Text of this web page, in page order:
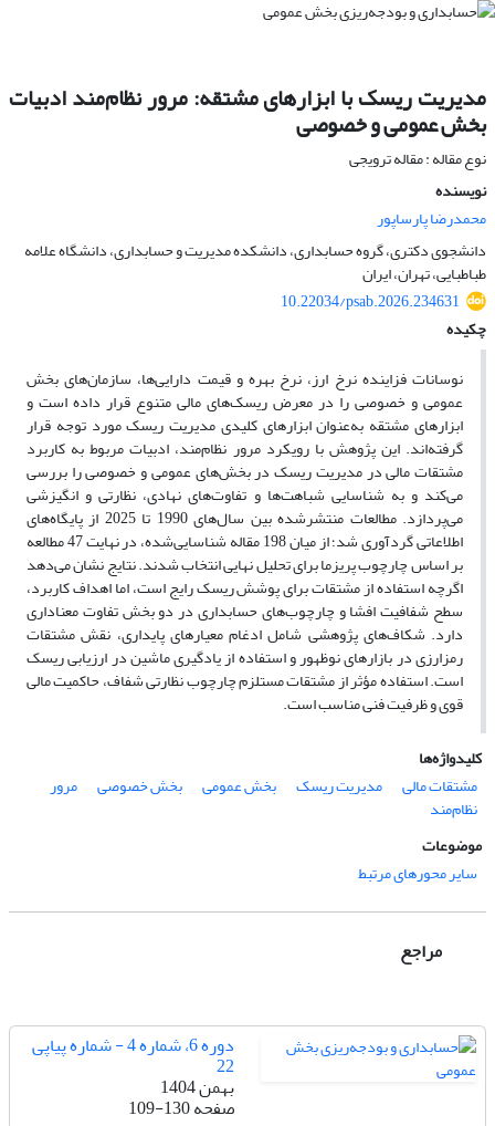
مدیریت ریسک با ابزارهای مشتقه: مرور نظام‌مند ادبیات
بخش عمومی و خصوصی
نوع مقاله : مقاله ترویجی
نویسنده
محمدرضا پارساپور
دانشجوی دکتری، گروه حسابداری، دانشکده مدیریت و حسابداری، دانشگاه علامه
طباطبایی، تهران، ایران
10.22034/psab.2026.234631
چکیده
نوسانات فزاینده نرخ ارز، نرخ بهره و قیمت دارایی‌ها، سازمان‌های بخش
عمومی و خصوصی را در معرض ریسک‌های مالی متنوع قرار داده است و
ابزارهای مشتقه به‌عنوان ابزارهای کلیدی مدیریت ریسک مورد توجه قرار
گرفته‌اند. این پژوهش با رویکرد مرور نظام‌مند، ادبیات مربوط به کاربرد
مشتقات مالی در مدیریت ریسک در بخش‌های عمومی و خصوصی را بررسی
می‌کند و به شناسایی شباهت‌ها و تفاوت‌های نهادی، نظارتی و انگیزشی
می‌پردازد. مطالعات منتشرشده بین سال‌های 1990 تا 2025 از پایگاه‌های
اطلاعاتی گردآوری شد؛ از میان 198 مقاله شناسایی‌شده، در نهایت 47 مطالعه
بر اساس چارچوب پریزما برای تحلیل نهایی انتخاب شدند. نتایج نشان می‌دهد
اگرچه استفاده از مشتقات برای پوشش ریسک رایج است، اما اهداف کاربرد،
سطح شفافیت افشا و چارچوب‌های حسابداری در دو بخش تفاوت معناداری
دارد. شکاف‌های پژوهشی شامل ادغام معیارهای پایداری، نقش مشتقات
رمزارزی در بازارهای نوظهور و استفاده از یادگیری ماشین در ارزیابی ریسک
است. استفاده مؤثر از مشتقات مستلزم چارچوب نظارتی شفاف، حاکمیت مالی
قوی و ظرفیت فنی مناسب است.
کلیدواژه‌ها
مشتقات مالی
مدیریت ریسک بخش عمومی بخش خصوصی مرور
نظام‌مند
موضوعات
سایر محورهای مرتبط
مراجع
دوره 6، شماره 4 - شماره پیاپی
22
بهمن 1404
صفحه109-130